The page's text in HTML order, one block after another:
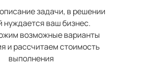
задачи, в решении
нуждается ваш бизнес.
возможные варианты
и рассчитаем стоимость
выполнения